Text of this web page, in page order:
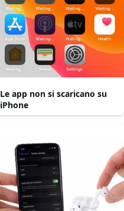
Le app non si scaricano su
iPhone